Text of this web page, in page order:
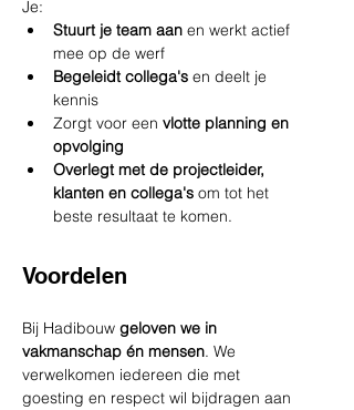
Je:
Stuurt je team aan en werkt actief
mee op de werf
Begeleidt collega's en deelt je
kennis
Zorgt voor een vlotte planning en
opvolging
Overlegt met de projectleider,
klanten en collega's om tot het
beste resultaat te komen.
Voordelen
Bij Hadibouw geloven we in
vakmanschap én mensen. We
verwelkomen iedereen die met
goesting en respect wil bijdragen aan